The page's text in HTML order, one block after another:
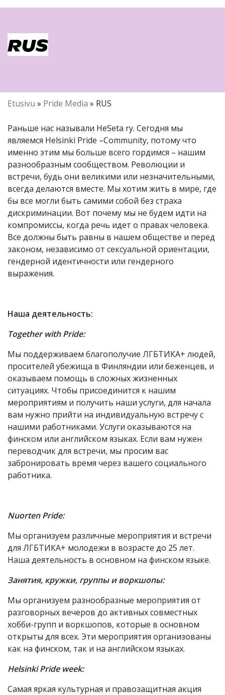
RUS
Etusivu » Pride Media » RUS
Раньше нас называли HeSeta ry. Сегодня мы
являемся Helsinki Pride –Community, потому что
именно этим мы больше всего гордимся – нашим
разнообразным сообществом. Революции и
встречи, будь они великими или незначительными,
всегда делаются вместе. Мы хотим жить в мире, где
бы все могли быть самими собой без страха
дискриминации. Вот почему мы не будем идти на
компромиссы, когда речь идет о правах человека.
Все должны быть равны в нашем обществе и перед
законом, независимо от сексуальной ориентации,
гендерной идентичности или гендерного
выражения.
Наша деятельность:
Together with Pride:
Мы поддерживаем благополучие ЛГБТИКА+ людей,
просителей убежища в Финляндии или беженцев, и
оказываем помощь в сложных жизненных
ситуациях. Чтобы присоединится к нашим
мероприятиям и получить наши услуги, для начала
вам нужно прийти на индивидуальную встречу с
нашими работниками. Услуги оказываются на
финском или английском языках. Если вам нужен
переводчик для встречи, мы просим вас
забронировать время через вашего социального
работника.
Nuorten Pride:
Мы организуем различные мероприятия и встречи
для ЛГБТИКА+ молодежи в возрасте до 25 лет.
Наша деятельность в основном на финском языке.
Занятия, кружки, группы и воркшопы:
Мы организуем разнообразные мероприятия от
разговорных вечеров до активных совместных
хобби-групп и воркшопов, которые в основном
открыты для всех. Эти мероприятия организованы
как на финском, так и на английском языках.
Helsinki Pride week:
Самая яркая культурная и правозащитная акция